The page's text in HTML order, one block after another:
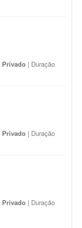
Privado | Duração
Privado | Duração
Privado | Duração